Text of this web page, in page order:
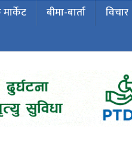
बीमा-बार्ता विचार